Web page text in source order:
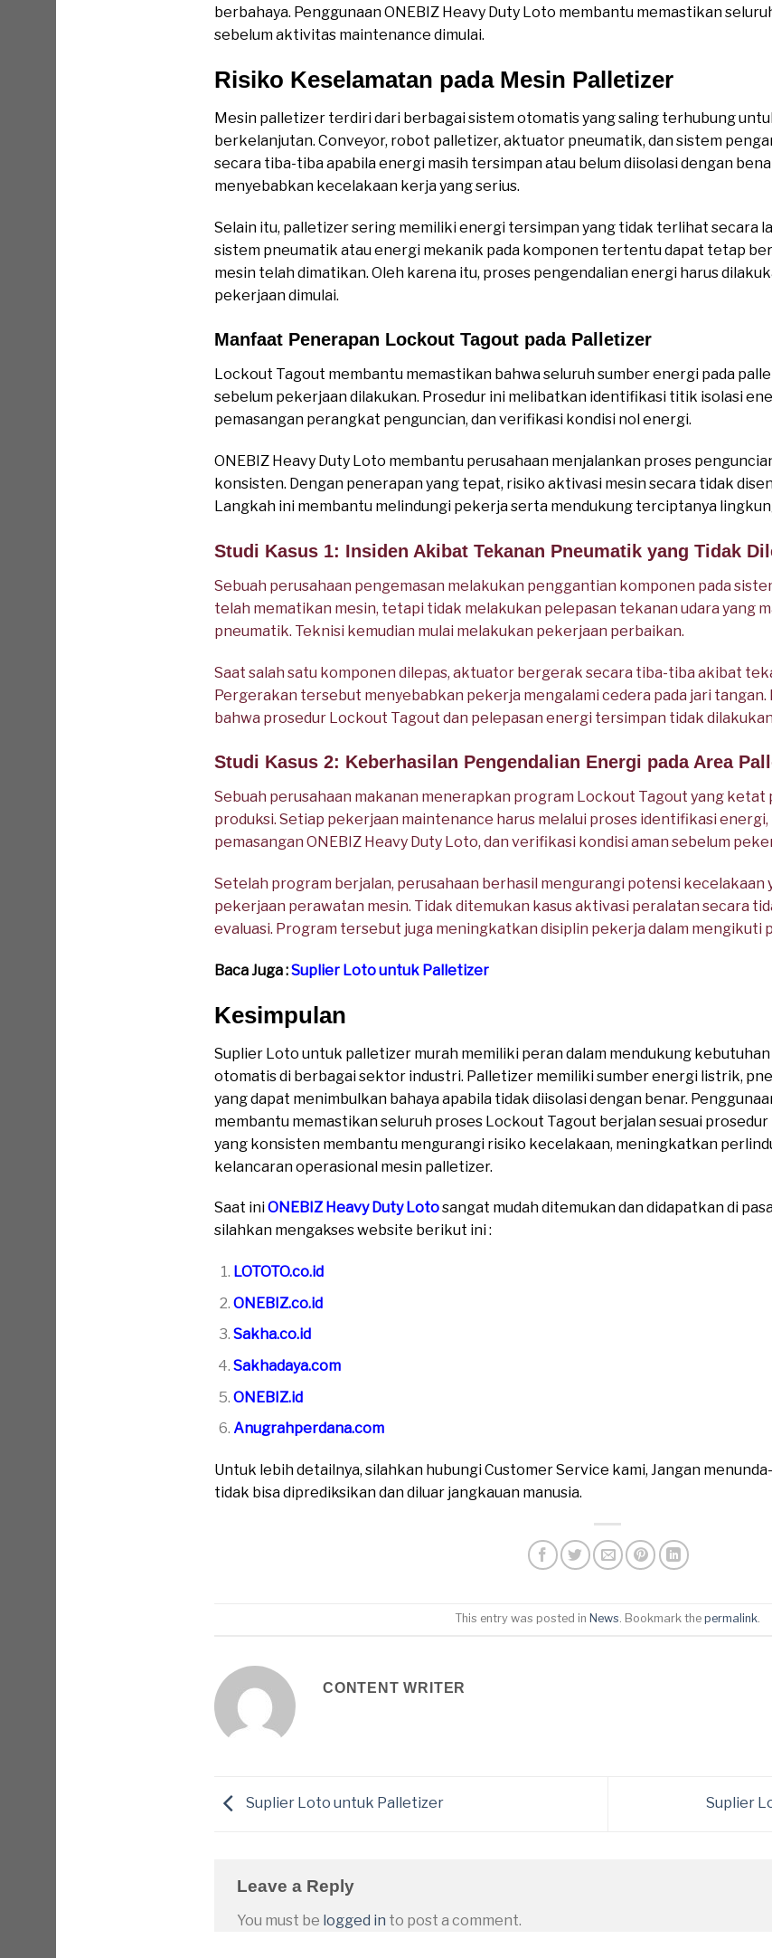
berbahaya. Penggunaan ONEBIZ Heavy Duty Loto membantu memastikan
sebelum aktivitas maintenance dimulai.
Risiko Keselamatan pada Mesin Palletizer
Mesin palletizer terdiri dari berbagai sistem otomatis yang saling terhubung
berkelanjutan. Conveyor, robot palletizer, aktuator pneumatik, dan sistem
secara tiba-tiba apabila energi masih tersimpan atau belum diisolasi dengan
menyebabkan kecelakaan kerja yang serius.
Selain itu, palletizer sering memiliki energi tersimpan yang tidak terlihat secara
sistem pneumatik atau energi mekanik pada komponen tertentu dapat tetap
mesin telah dimatikan. Oleh karena itu, proses pengendalian energi harus
pekerjaan dimulai.
Manfaat Penerapan Lockout Tagout pada Palletizer
Lockout Tagout membantu memastikan bahwa seluruh sumber energi pada
sebelum pekerjaan dilakukan. Prosedur ini melibatkan identifikasi titik isolasi
pemasangan perangkat penguncian, dan verifikasi kondisi nol energi.
ONEBIZ Heavy Duty Loto membantu perusahaan menjalankan proses
konsisten. Dengan penerapan yang tepat, risiko aktivasi mesin secara tidak
Langkah ini membantu melindungi pekerja serta mendukung terciptanya
Studi Kasus 1: Insiden Akibat Tekanan Pneumatik yang Tidak
Sebuah perusahaan pengemasan melakukan penggantian komponen pada
telah mematikan mesin, tetapi tidak melakukan pelepasan tekanan udara yang
pneumatik. Teknisi kemudian mulai melakukan pekerjaan perbaikan.
Saat salah satu komponen dilepas, aktuator bergerak secara tiba-tiba akibat
Pergerakan tersebut menyebabkan pekerja mengalami cedera pada jari
bahwa prosedur Lockout Tagout dan pelepasan energi tersimpan tidak
Studi Kasus 2: Keberhasilan Pengendalian Energi pada Area
Sebuah perusahaan makanan menerapkan program Lockout Tagout yang ketat
produksi. Setiap pekerjaan maintenance harus melalui proses identifikasi energi,
pemasangan ONEBIZ Heavy Duty Loto, dan verifikasi kondisi aman sebelum
Setelah program berjalan, perusahaan berhasil mengurangi potensi kecelakaan
pekerjaan perawatan mesin. Tidak ditemukan kasus aktivasi peralatan secara
evaluasi. Program tersebut juga meningkatkan disiplin pekerja dalam mengikuti
Baca Juga :Suplier Loto untuk Palletizer
Kesimpulan
Suplier Loto untuk palletizer murah memiliki peran dalam mendukung
otomatis di berbagai sektor industri. Palletizer memiliki sumber energi listrik,
yang dapat menimbulkan bahaya apabila tidak diisolasi dengan benar.
membantu memastikan seluruh proses Lockout Tagout berjalan sesuai
yang konsisten membantu mengurangi risiko kecelakaan, meningkatkan
kelancaran operasional mesin palletizer.
Saat iniONEBIZ Heavy Duty Lotosangat mudah ditemukan dan didapatkan di
silahkan mengakses website berikut ini :
LOTOTO.co.id
ONEBIZ.co.id
Sakha.co.id
Sakhadaya.com
ONEBIZ.id
Anugrahperdana.com
Untuk lebih detailnya, silahkan hubungi Customer Service kami, Jangan
tidak bisa diprediksikan dan diluar jangkauan manusia.
This entry was posted in News. Bookmark the permalink.
CONTENT WRITER
Suplier Loto untuk Palletizer Suplier
Leave a Reply
You must be logged in to post a comment.